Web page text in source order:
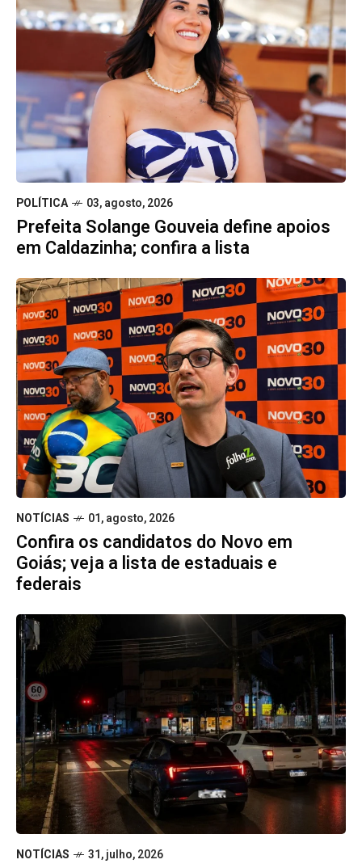
POLÍTICA 03, agosto, 2026
Prefeita Solange Gouveia define apoios
em Caldazinha; confira a lista
NOTÍCIAS 01, agosto, 2026
Confira os candidatos do Novo em
Goiás; veja a lista de estaduais e
federais
NOTÍCIAS 31, julho, 2026